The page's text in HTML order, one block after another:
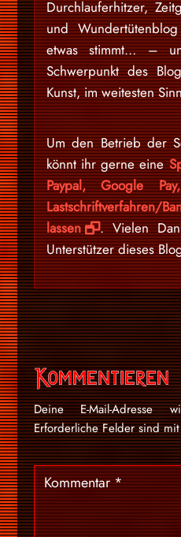
Durchlauferhitzer,
und
etwas stimmt… –
Schwerpunkt des
Kunst, im weitesten
Um den Betrieb der
könnt ihr gerne eine
Paypal, Google
Lastschriftverfahren/
lassen
. Vielen
Unterstützer dieses
Kommentieren
Deine E-Mail-Adresse
Erforderliche Felder sind